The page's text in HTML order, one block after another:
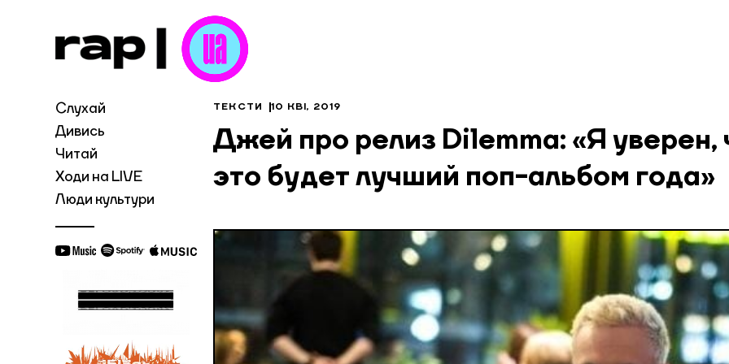
Слухай
Дивись
Читай
Ходи на LIVE
Люди культури
ТЕКСТИ 10 КВІ, 2019
Джей про релиз Dilemma: «Я уверен,
это будет лучший поп-альбом года»